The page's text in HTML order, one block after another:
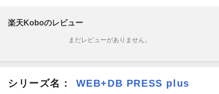
楽天Koboのレビュー
まだレビューがありません。
シリーズ名： WEB+DB PRESS plus